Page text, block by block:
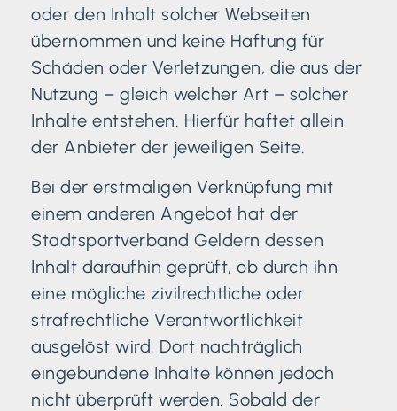
oder den Inhalt solcher Webseiten
übernommen und keine Haftung für
Schäden oder Verletzungen, die aus der
Nutzung – gleich welcher Art – solcher
Inhalte entstehen. Hierfür haftet allein
der Anbieter der jeweiligen Seite.
Bei der erstmaligen Verknüpfung mit
einem anderen Angebot hat der
Stadtsportverband Geldern dessen
Inhalt daraufhin geprüft, ob durch ihn
eine mögliche zivilrechtliche oder
strafrechtliche Verantwortlichkeit
ausgelöst wird. Dort nachträglich
eingebundene Inhalte können jedoch
nicht überprüft werden. Sobald der